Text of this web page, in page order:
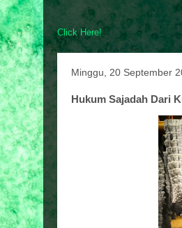
Click Here!
Minggu, 20 September
Hukum Sajadah Dari